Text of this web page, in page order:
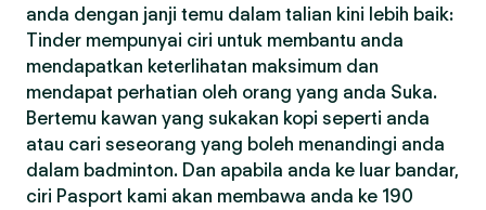
anda dengan janji temu dalam talian kini lebih baik:
Tinder mempunyai ciri untuk membantu anda
mendapatkan keterlihatan maksimum dan
mendapat perhatian oleh orang yang anda Suka.
Bertemu kawan yang sukakan kopi seperti anda
atau cari seseorang yang boleh menandingi anda
dalam badminton. Dan apabila anda ke luar bandar,
ciri Pasport kami akan membawa anda ke 190